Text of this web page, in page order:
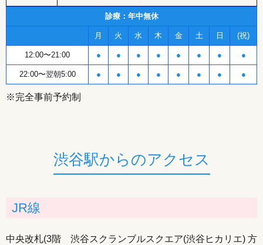
診療：年中無休
月 火 水 木 金 土 日 (祝)
12:00〜21:00 ● ● ● ● ● ● ● ●
22:00〜翌朝5:00 ● ● ● ● ● ● ● ●
※完全事前予約制
渋谷駅からのアクセス
JR線
中央改札(3階 渋谷スクランブルスクエア(渋谷ヒカリエ) 方